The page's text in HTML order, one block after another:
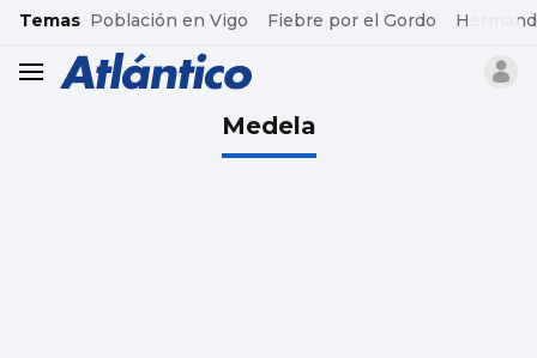
common.go-to-content
Temas Población en Vigo Fiebre por el Gordo
header.menu.open
Medela